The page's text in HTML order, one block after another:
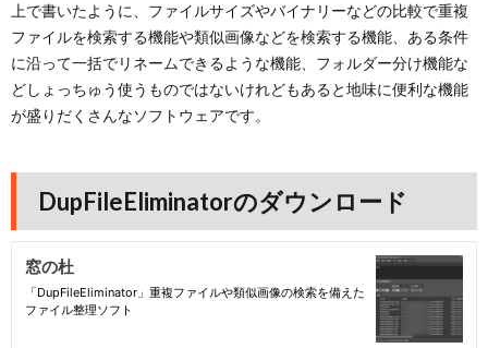
上で書いたように、ファイルサイズやバイナリーなどの比較で重複
ファイルを検索する機能や類似画像などを検索する機能、ある条件
に沿って一括でリネームできるような機能、フォルダー分け機能な
どしょっちゅう使うものではないけれどもあると地味に便利な機能
が盛りだくさんなソフトウェアです。
DupFileEliminatorのダウンロード